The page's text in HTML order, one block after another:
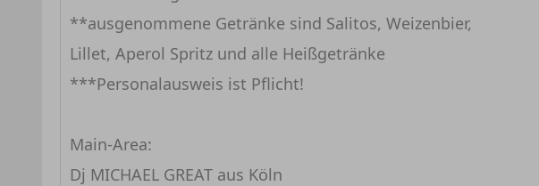
**ausgenommene Getränke sind Salitos, Weizenbier,
Lillet, Aperol Spritz und alle Heißgetränke
***Personalausweis ist Pflicht!
Main-Area:
Dj MICHAEL GREAT aus Köln